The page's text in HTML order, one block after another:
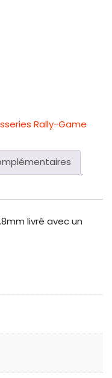
Rally-Game
livré avec un